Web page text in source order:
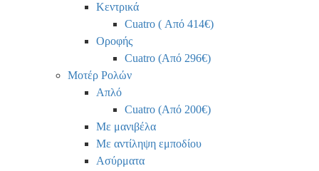
Κεντρικά
Cuatro ( Από 414€)
Οροφής
Cuatro (Από 296€)
Μοτέρ Ρολών
Απλό
Cuatro (Από 200€)
Με μανιβέλα
Με αντίληψη εμποδίου
Ασύρματα